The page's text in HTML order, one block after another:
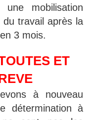
mobilisation
travail après la
3 mois.
ET
à nouveau
détermination à